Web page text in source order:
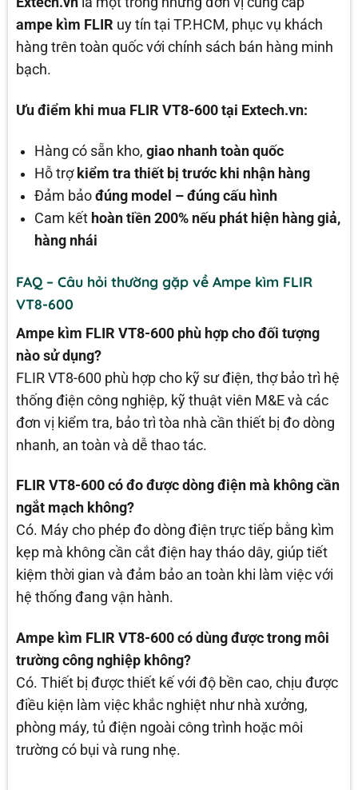
ampe kìm FLIR uy tín tại TP.HCM, phục vụ khách
hàng trên toàn quốc với chính sách bán hàng minh
bạch.
Ưu điểm khi mua FLIR VT8-600 tại Extech.vn:
Hàng có sẵn kho, giao nhanh toàn quốc
Hỗ trợ kiểm tra thiết bị trước khi nhận hàng
Đảm bảo đúng model – đúng cấu hình
Cam kết hoàn tiền 200% nếu phát hiện hàng giả,
hàng nhái
FAQ – Câu hỏi thường gặp về Ampe kìm FLIR
VT8-600
Ampe kìm FLIR VT8-600 phù hợp cho đối tượng
nào sử dụng?
FLIR VT8-600 phù hợp cho kỹ sư điện, thợ bảo trì hệ
thống điện công nghiệp, kỹ thuật viên M&E và các
đơn vị kiểm tra, bảo trì tòa nhà cần thiết bị đo dòng
nhanh, an toàn và dễ thao tác.
FLIR VT8-600 có đo được dòng điện mà không cần
ngắt mạch không?
Có. Máy cho phép đo dòng điện trực tiếp bằng kìm
kẹp mà không cần cắt điện hay tháo dây, giúp tiết
kiệm thời gian và đảm bảo an toàn khi làm việc với
hệ thống đang vận hành.
Ampe kìm FLIR VT8-600 có dùng được trong môi
trường công nghiệp không?
Có. Thiết bị được thiết kế với độ bền cao, chịu được
điều kiện làm việc khắc nghiệt như nhà xưởng,
phòng máy, tủ điện ngoài công trình hoặc môi
trường có bụi và rung nhẹ.